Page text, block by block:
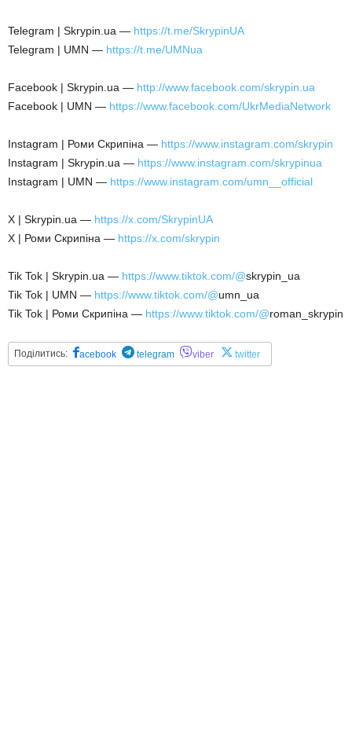
Telegram | Skrypin.ua — https://t.me/SkrypinUA
Telegram | UMN — https://t.me/UMNua
Facebook | Skrypin.ua — http://www.facebook.com/skrypin.ua
Facebook | UMN — https://www.facebook.com/UkrMediaNetwork
Instagram | Роми Скрипіна — https://www.instagram.com/skrypin
Instagram | Skrypin.ua — https://www.instagram.com/skrypinua
Instagram | UMN — https://www.instagram.com/umn__official
X | Skrypin.ua — https://x.com/SkrypinUA
X | Роми Скрипіна — https://x.com/skrypin
Tik Tok | Skrypin.ua — https://www.tiktok.com/@skrypin_ua
Tik Tok | UMN — https://www.tiktok.com/@umn_ua
Tik Tok | Роми Скрипіна — https://www.tiktok.com/@roman_skrypin
Поділитись: acebook telegram viber twitter